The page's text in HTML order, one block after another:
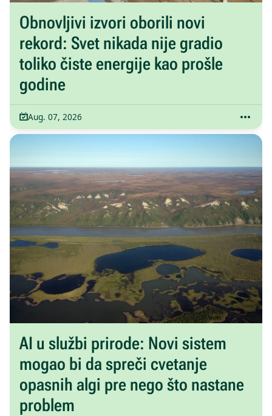
Obnovljivi izvori oborili novi
rekord: Svet nikada nije gradio
toliko čiste energije kao prošle
godine
Aug. 07, 2026
AI u službi prirode: Novi sistem
mogao bi da spreči cvetanje
opasnih algi pre nego što nastane
problem